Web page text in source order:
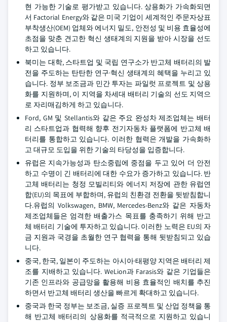
현 가능한 기술로 평가받고 있습니다. 상용화가 가속화되면
서 Factorial Energy와 같은 미국 기업이 세계적인 주문자상표
부착생산(OEM) 업체와 에너지 밀도, 안전성 및 비용 효율성에
초점을 맞춘 견고한 혁신 생태계의 지원을 받아 시장을 선도
하고 있습니다.
북미는 대학, 스타트업 및 국립 연구소가 반고체 배터리의 발
전을 주도하는 탄탄한 연구·혁신 생태계의 혜택을 누리고 있
습니다. 정부 보조금과 민간 투자는 파일럿 프로젝트 및 상용
화를 지원하며, 이 지역을 차세대 배터리 기술의 선도 지역으
로 자리매김하게 하고 있습니다.
Ford, GM 및 Stellantis와 같은 주요 완성차 제조업체는 배터
리 스타트업과 협력해 향후 전기자동차 플랫폼에 반고체 배
터리를 통합하고 있습니다. 이러한 협력은 개발을 가속화하
고 대규모 도입을 위한 기술의 타당성을 입증합니다.
유럽은 지속가능성과 탄소중립에 중점을 두고 있어 더 안전
하고 수명이 긴 배터리에 대한 수요가 증가하고 있습니다. 반
고체 배터리는 청정 모빌리티와 에너지 저장에 관한 유럽연
합(EU)의 목표에 부합하며, 유럽의 친환경 전환을 뒷받침합니
다.유럽의 Volkswagen, BMW, Mercedes-Benz와 같은 자동차
제조업체들은 엄격한 배출가스 목표를 충족하기 위해 반고
체 배터리 기술에 투자하고 있습니다. 이러한 노력은 EU의 자
금 지원과 국경을 초월한 연구 협력을 통해 뒷받침되고 있습
니다.
중국, 한국, 일본이 주도하는 아시아·태평양 지역은 배터리 제
조를 지배하고 있습니다. WeLion과 Farasis와 같은 기업들은
기존 인프라와 공급망을 활용해 비용 효율적인 배치를 추진
하면서 반고체 배터리 생산을 빠르게 확대하고 있습니다.
중국과 한국 정부는 보조금, 실증 프로젝트 및 산업 정책을 통
해 반고체 배터리의 상용화를 적극적으로 지원하고 있습니